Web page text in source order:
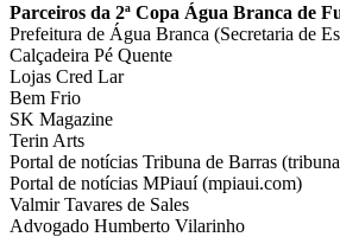
Parceiros da 2ª Copa Água Branca de
Prefeitura de Água Branca (Secretaria de
Calçadeira Pé Quente
Lojas Cred Lar
Bem Frio
SK Magazine
Terin Arts
Portal de notícias Tribuna de Barras
Portal de notícias MPiauí (mpiaui.com)
Valmir Tavares de Sales
Advogado Humberto Vilarinho